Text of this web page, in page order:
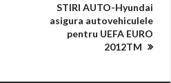
STIRI AUTO-Hyundai
asigura autovehiculele
pentru UEFA EURO
2012TM